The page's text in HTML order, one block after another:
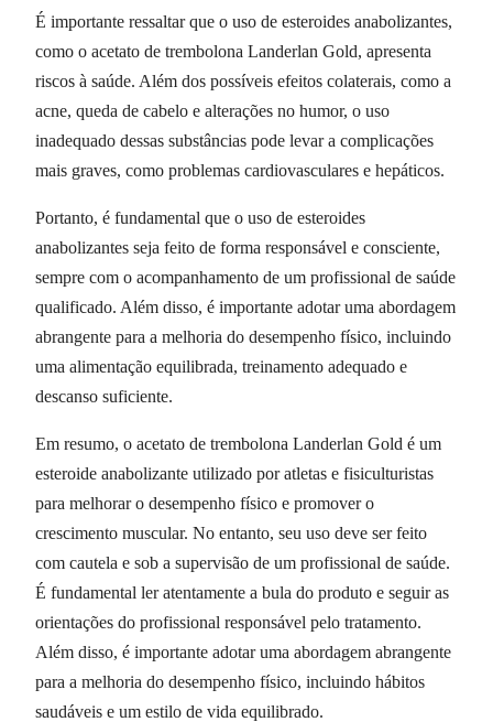
É importante ressaltar que o uso de esteroides anabolizantes,
como o acetato de trembolona Landerlan Gold, apresenta
riscos à saúde. Além dos possíveis efeitos colaterais, como a
acne, queda de cabelo e alterações no humor, o uso
inadequado dessas substâncias pode levar a complicações
mais graves, como problemas cardiovasculares e hepáticos.
Portanto, é fundamental que o uso de esteroides
anabolizantes seja feito de forma responsável e consciente,
sempre com o acompanhamento de um profissional de saúde
qualificado. Além disso, é importante adotar uma abordagem
abrangente para a melhoria do desempenho físico, incluindo
uma alimentação equilibrada, treinamento adequado e
descanso suficiente.
Em resumo, o acetato de trembolona Landerlan Gold é um
esteroide anabolizante utilizado por atletas e fisiculturistas
para melhorar o desempenho físico e promover o
crescimento muscular. No entanto, seu uso deve ser feito
com cautela e sob a supervisão de um profissional de saúde.
É fundamental ler atentamente a bula do produto e seguir as
orientações do profissional responsável pelo tratamento.
Além disso, é importante adotar uma abordagem abrangente
para a melhoria do desempenho físico, incluindo hábitos
saudáveis e um estilo de vida equilibrado.